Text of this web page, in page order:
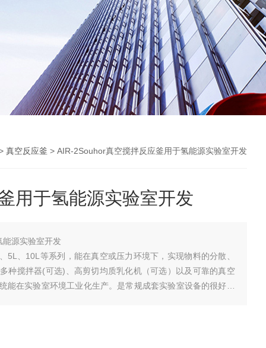
真空反应釜 > AIR-2Souhor真空搅拌反应釜用于氢能源实验室开发
用于氢能源实验室开发
源实验室开发
5L、10L等系列，能在真空或压力环境下，实现物料的分散、
种搅拌器(可选)、高剪切均质乳化机（可选）以及可靠的真空
能在实验室环境工业化生产。是常规成套实验室设备的很好选